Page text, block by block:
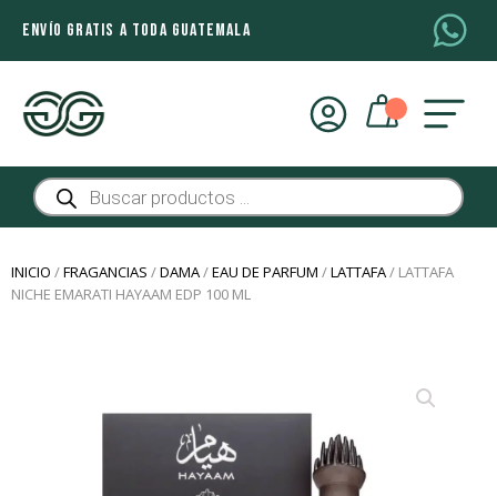
ENVÍO GRATIS A TODA GUATEMALA
Búsqueda
de
productos
INICIO /FRAGANCIAS /DAMA/EAU DE PARFUM /LATTAFA/ LATTAFA
NICHE EMARATI HAYAAM EDP 100 ML